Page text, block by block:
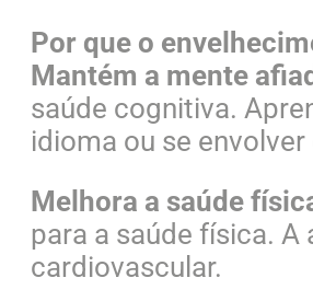
Por que o
Mantém a mente
saúde cognitiva.
idioma ou se
Melhora a saúde
para a saúde física.
cardiovascular.